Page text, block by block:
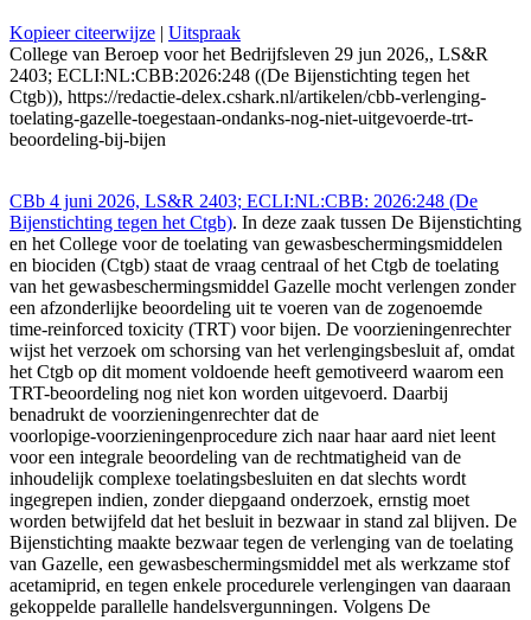
Kopieer citeerwijze | Uitspraak
College van Beroep voor het Bedrijfsleven 29 jun 2026,, LS&R
2403; ECLI:NL:CBB:2026:248 ((De Bijenstichting tegen het
Ctgb)), https://redactie-delex.cshark.nl/artikelen/cbb-verlenging-
toelating-gazelle-toegestaan-ondanks-nog-niet-uitgevoerde-trt-
beoordeling-bij-bijen
CBb 4 juni 2026, LS&R 2403; ECLI:NL:CBB: 2026:248 (De
Bijenstichting tegen het Ctgb). In deze zaak tussen De Bijenstichting
en het College voor de toelating van gewasbeschermingsmiddelen
en biociden (Ctgb) staat de vraag centraal of het Ctgb de toelating
van het gewasbeschermingsmiddel Gazelle mocht verlengen zonder
een afzonderlijke beoordeling uit te voeren van de zogenoemde
time-reinforced toxicity (TRT) voor bijen. De voorzieningenrechter
wijst het verzoek om schorsing van het verlengingsbesluit af, omdat
het Ctgb op dit moment voldoende heeft gemotiveerd waarom een
TRT-beoordeling nog niet kon worden uitgevoerd. Daarbij
benadrukt de voorzieningenrechter dat de
voorlopige‑voorzieningenprocedure zich naar haar aard niet leent
voor een integrale beoordeling van de rechtmatigheid van de
inhoudelijk complexe toelatingsbesluiten en dat slechts wordt
ingegrepen indien, zonder diepgaand onderzoek, ernstig moet
worden betwijfeld dat het besluit in bezwaar in stand zal blijven. De
Bijenstichting maakte bezwaar tegen de verlenging van de toelating
van Gazelle, een gewasbeschermingsmiddel met als werkzame stof
acetamiprid, en tegen enkele procedurele verlengingen van daaraan
gekoppelde parallelle handelsvergunningen. Volgens De